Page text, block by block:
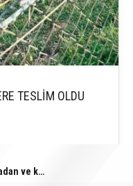
TESLİM OLDU
İnegöl’de orman yangını; Havadan ve karadan müdahale başlatıldı